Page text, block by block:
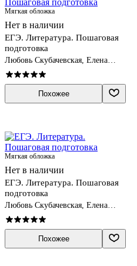
Мягкая обложка
Нет в наличии
ЕГЭ. Литература. Пошаговая
подготовка
Любовь Скубачевская, Елена
Титаренко, Екатерина Хадыко
Похожее
Мягкая обложка
Нет в наличии
ЕГЭ. Литература. Пошаговая
подготовка
Любовь Скубачевская, Елена
Титаренко, Екатерина Хадыко
Похожее